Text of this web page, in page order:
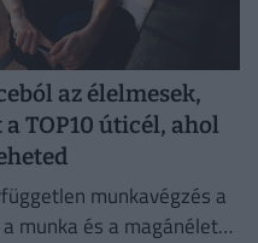
az élelmesek,
TOP10 úticél, ahol
munkavégzés a
munka és a magánélet